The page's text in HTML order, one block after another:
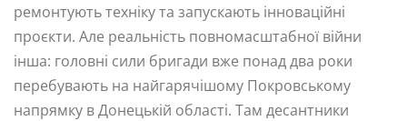
ремонтують техніку та запускають інноваційні
проєкти. Але реальність повномасштабної війни
інша: головні сили бригади вже понад два роки
перебувають на найгарячішому Покровському
напрямку в Донецькій області. Там десантники